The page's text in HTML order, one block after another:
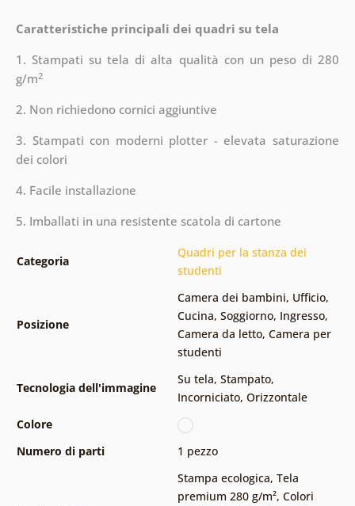
Caratteristiche principali dei quadri su tela
1. Stampati su tela di alta qualità con un peso di 280
g/m2
2. Non richiedono cornici aggiuntive
3. Stampati con moderni plotter - elevata saturazione
dei colori
4. Facile installazione
5. Imballati in una resistente scatola di cartone
Categoria
Quadri per la stanza dei
studenti
Posizione
Camera dei bambini, Ufficio,
Cucina, Soggiorno, Ingresso,
Camera da letto, Camera per
studenti
Tecnologia dell'immagine
Su tela, Stampato,
Incorniciato, Orizzontale
Colore
Numero di parti
1 pezzo
Stampa ecologica, Tela
premium 280 g/m², Colori